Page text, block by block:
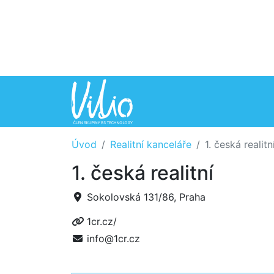
Úvod Realitní kanceláře 1. česká
1. česká realitní
Sokolovská 131/86, Praha
1cr.cz/
info@1cr.cz